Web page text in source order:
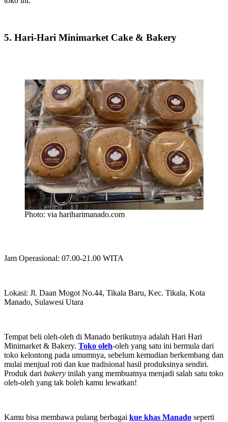
5. Hari-Hari Minimarket Cake & Bakery
Photo: via hariharimanado.com
Jam Operasional: 07.00-21.00 WITA
Lokasi: Jl. Daan Mogot No.44, Tikala Baru, Kec. Tikala, Kota
Manado, Sulawesi Utara
Tempat beli oleh-oleh di Manado berikutnya adalah Hari Hari
Minimarket & Bakery. Toko oleh-oleh yang satu ini bermula dari
toko kelontong pada umumnya, sebelum kemudian berkembang dan
mulai menjual roti dan kue tradisional hasil produksinya sendiri.
Produk dari bakery inilah yang membuatnya menjadi salah satu toko
oleh-oleh yang tak boleh kamu lewatkan!
Kamu bisa membawa pulang berbagai kue khas Manado seperti